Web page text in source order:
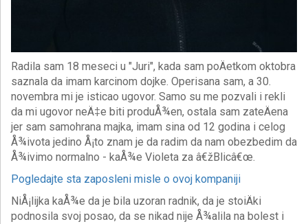
Radila sam 18 meseci u "Juri", kada sam poÄetkom oktobra
saznala da imam karcinom dojke. Operisana sam, a 30.
novembra mi je isticao ugovor. Samo su me pozvali i rekli
da mi ugovor neÄ‡e biti produÅ¾en, ostala sam zateÄena
jer sam samohrana majka, imam sina od 12 godina i celog
Å¾ivota jedino Å¡to znam je da radim da nam obezbedim da
Å¾ivimo normalno - kaÅ¾e Violeta za â€žBlicâ€œ.
Pogledajte sta zaposleni misle o ovoj kompaniji
NiÅ¡lijka kaÅ¾e da je bila uzoran radnik, da je stoiÄki
podnosila svoj posao, da se nikad nije Å¾alila na bolest i